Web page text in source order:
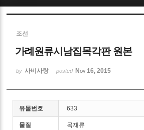
조선
가례원류시남집목각판 원본
by 사비사랑 posted Nov 16, 2015
유물번호 633
물질 목재류
Sketchbook5, 스케치
Sketchbook5, 스케